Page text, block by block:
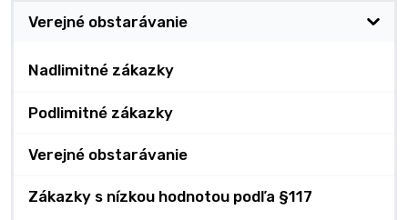
Verejné obstarávanie
Nadlimitné zákazky
Podlimitné zákazky
Verejné obstarávanie
Zákazky s nízkou hodnotou podľa §117